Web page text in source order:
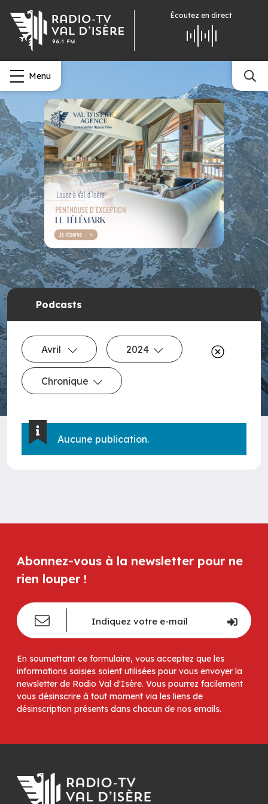
Écoutez en direct
Menu
Podcasts
Avril 2024
Chronique
Aucune publication.
Abonnez-vous à la newsletter pour ne
rien louper !
En soumettant ce formulaire, vous acceptez que les
informations saisies soient utilisées pour vous envoyer la
newsletter de Radio Val d'Isère. Vous pourrez facilement
vous désinscrire à tout moment via les liens de
désinscription présents dans chacun de nos emails.